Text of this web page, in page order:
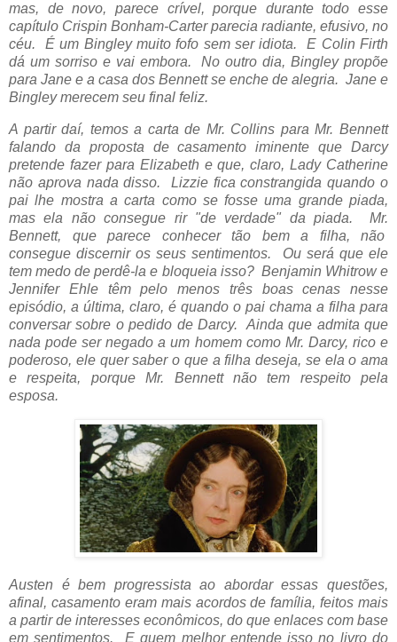
mas, de novo, parece crível, porque durante todo esse
capítulo Crispin Bonham-Carter parecia radiante, efusivo, no
céu. É um Bingley muito fofo sem ser idiota. E Colin Firth
dá um sorriso e vai embora. No outro dia, Bingley propõe
para Jane e a casa dos Bennett se enche de alegria. Jane e
Bingley merecem seu final feliz.
A partir daí, temos a carta de Mr. Collins para Mr. Bennett
falando da proposta de casamento iminente que Darcy
pretende fazer para Elizabeth e que, claro, Lady Catherine
não aprova nada disso. Lizzie fica constrangida quando o
pai lhe mostra a carta como se fosse uma grande piada,
mas ela não consegue rir "de verdade" da piada. Mr.
Bennett, que parece conhecer tão bem a filha, não
consegue discernir os seus sentimentos. Ou será que ele
tem medo de perdê-la e bloqueia isso? Benjamin Whitrow e
Jennifer Ehle têm pelo menos três boas cenas nesse
episódio, a última, claro, é quando o pai chama a filha para
conversar sobre o pedido de Darcy. Ainda que admita que
nada pode ser negado a um homem como Mr. Darcy, rico e
poderoso, ele quer saber o que a filha deseja, se ela o ama
e respeita, porque Mr. Bennett não tem respeito pela
esposa.
Austen é bem progressista ao abordar essas questões,
afinal, casamento eram mais acordos de família, feitos mais
a partir de interesses econômicos, do que enlaces com base
em sentimentos. E quem melhor entende isso no livro do